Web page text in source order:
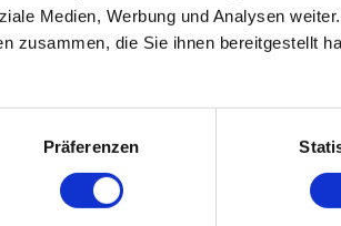
Medien, Werbung und Analysen
zusammen, die Sie ihnen bereitgestellt
Präferenzen